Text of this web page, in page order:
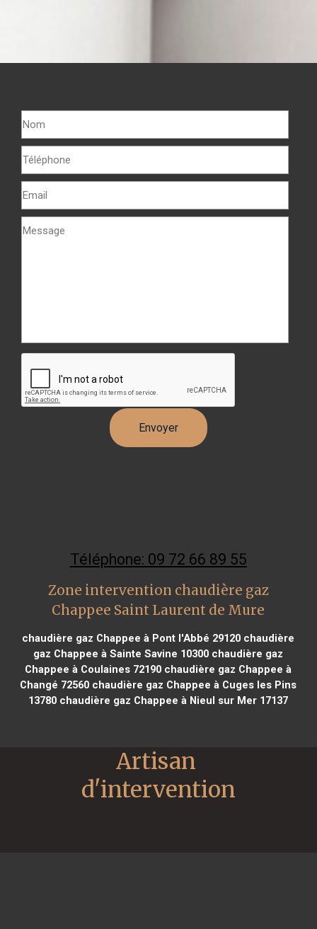
Téléphone: 09 72 66 89 55
Zone intervention chaudière gaz
Chappee Saint Laurent de Mure
chaudière gaz Chappee à Pont l'Abbé 29120 chaudière
gaz Chappee à Sainte Savine 10300 chaudière gaz
Chappee à Coulaines 72190 chaudière gaz Chappee à
Changé 72560 chaudière gaz Chappee à Cuges les Pins
13780 chaudière gaz Chappee à Nieul sur Mer 17137
Artisan
d'intervention